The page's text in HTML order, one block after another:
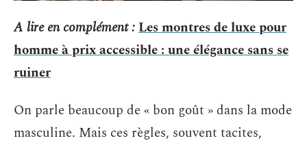
A lire en complément :Les montres de luxe pour
homme à prix accessible : une élégance sans se
ruiner
On parle beaucoup de « bon goût » dans la mode
masculine. Mais ces règles, souvent tacites,